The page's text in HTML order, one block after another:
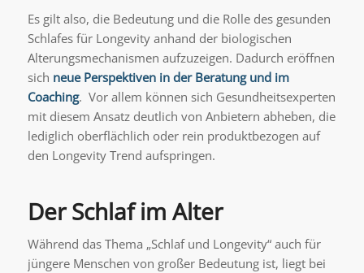
Es gilt also, die Bedeutung und die Rolle des gesunden
Schlafes für Longevity anhand der biologischen
Alterungsmechanismen aufzuzeigen. Dadurch eröffnen
sich neue Perspektiven in der Beratung und im
Coaching. Vor allem können sich Gesundheitsexperten
mit diesem Ansatz deutlich von Anbietern abheben, die
lediglich oberflächlich oder rein produktbezogen auf
den Longevity Trend aufspringen.
Der Schlaf im Alter
Während das Thema „Schlaf und Longevity“ auch für
jüngere Menschen von großer Bedeutung ist, liegt bei